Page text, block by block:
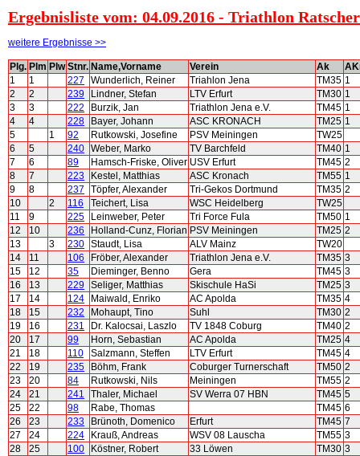
Ergebnisliste vom: 04.09.2016 - Triathlon
weitere Ergebnisse >>
Plg. Plm Plw Stnr. Name,Vorname Verein Ak
1
1 227 Wunderlich, Reiner Triahlon Jena TM35 1
2
2 239 Lindner, Stefan LTV Erfurt TM30 1
3
3 222 Burzik, Jan Triathlon Jena e.V. TM45 1
4
4 228 Bayer, Johann ASC KRONACH TM25 1
5
1 92 Rutkowski, Josefine PSV Meiningen
TW25
6
5 240 Weber, Marko TV Barchfeld TM40 1
7
6 89 Hamsch-Friske, Oliver USV Erfurt TM45 2
8
7 223 Kestel, Matthias ASC Kronach TM55 1
9
8 237 Töpfer, Alexander Tri-Gekos Dortmund TM35 2
10
2 116 Teichert, Lisa WSC Heidelberg
TW25
11
9 225 Leinweber, Peter Tri Force Fula TM50 1
12
10 236 Holland-Cunz, Florian PSV Meiningen TM25 2
13
3 230 Staudt, Lisa ALV Mainz
TW20
14
11 106 Fröber, Alexander Triathlon Jena e.V. TM35 3
15
12 35 Dieminger, Benno Gera TM45 3
16
13 229 Seliger, Matthias Skischule HaSi TM25 3
17
14 124 Maiwald, Enriko AC Apolda TM35 4
18
15 232 Mohaupt, Tino Suhl TM30 2
19
16 231 Dr. Kalocsai, Laszlo TV 1848 Coburg TM40 2
20
17 99 Horn, Sebastian AC Apolda TM25 4
21
18 110 Salzmann, Steffen LTV Erfurt TM45 4
22
19 235 Böhm, Frank Coburger Turnerschaft TM50 2
23
20 84 Rutkowski, Nils Meiningen TM55 2
24
21 241 Thaler, Michael SV Werra 07 HBN TM45 5
25
22 98 Rabe, Thomas TM45 6
26
23 233 Brünoth, Domenico Erfurt TM45 7
27
24 224 Krauß, Andreas WSV 08 Lauscha TM55 3
28
25 100 Köstner, Robert 33 Löwen TM30 3